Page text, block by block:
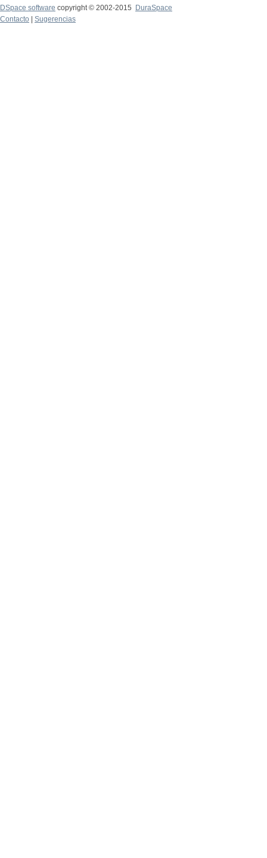
DSpace software copyright © 2002-2015
DuraSpace
Contacto
Sugerencias